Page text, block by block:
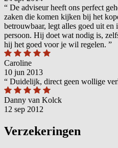
“ De adviseur heeft ons perfect
zaken die komen kijken bij het
betrouwbaar, legt alles goed uit en
persoon. Hij doet wat nodig is,
hij het goed voor je wil regelen. ”
Caroline
10 jun 2013
“ Duidelijk, direct geen wollige
Danny van Kolck
12 sep 2012
Verzekeringen